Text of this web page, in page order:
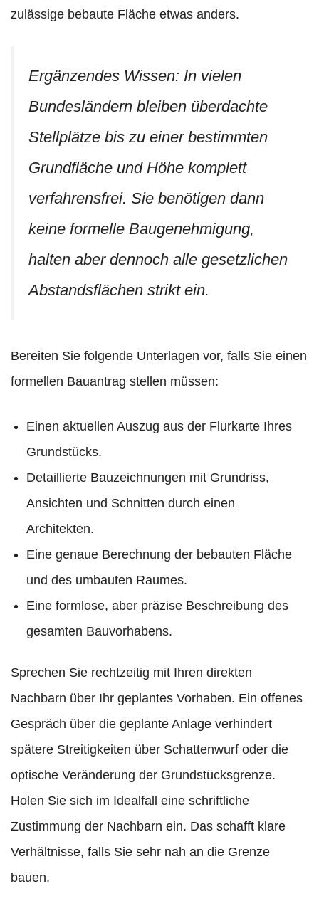
zulässige bebaute Fläche etwas anders.
Ergänzendes Wissen: In vielen
Bundesländern bleiben überdachte
Stellplätze bis zu einer bestimmten
Grundfläche und Höhe komplett
verfahrensfrei. Sie benötigen dann
keine formelle Baugenehmigung,
halten aber dennoch alle gesetzlichen
Abstandsflächen strikt ein.
Bereiten Sie folgende Unterlagen vor, falls Sie einen
formellen Bauantrag stellen müssen:
Einen aktuellen Auszug aus der Flurkarte Ihres
Grundstücks.
Detaillierte Bauzeichnungen mit Grundriss,
Ansichten und Schnitten durch einen
Architekten.
Eine genaue Berechnung der bebauten Fläche
und des umbauten Raumes.
Eine formlose, aber präzise Beschreibung des
gesamten Bauvorhabens.
Sprechen Sie rechtzeitig mit Ihren direkten
Nachbarn über Ihr geplantes Vorhaben. Ein offenes
Gespräch über die geplante Anlage verhindert
spätere Streitigkeiten über Schattenwurf oder die
optische Veränderung der Grundstücksgrenze.
Holen Sie sich im Idealfall eine schriftliche
Zustimmung der Nachbarn ein. Das schafft klare
Verhältnisse, falls Sie sehr nah an die Grenze
bauen.